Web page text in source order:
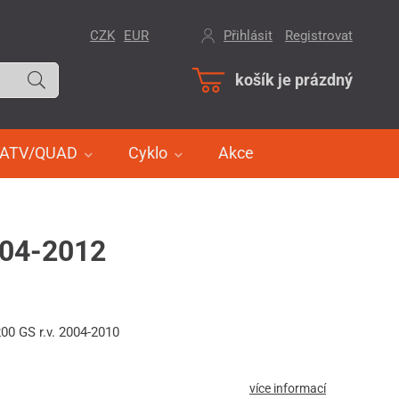
košík je prázdný
ATV/QUAD Cyklo Akce
CZK EUR Přihlásit Registrovat
2012
GS r.v. 2004-2010
více informací